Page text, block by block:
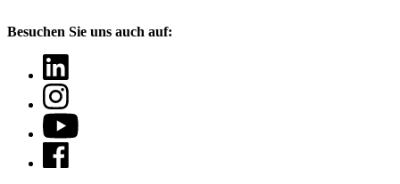
Besuchen Sie uns auch auf: